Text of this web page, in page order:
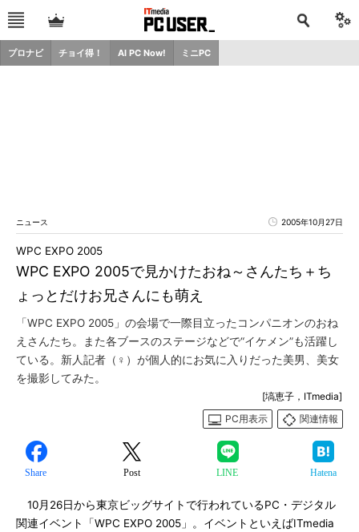
プロナビ チョイ得！ AI PC Now! ミニPC
ニュース 2005年10月27日
WPC EXPO 2005で見かけたおね～さんたち＋ち
ょっとだけお兄さんにも萌え
WPC EXPO 2005
「WPC EXPO 2005」の会場で一際目立ったコンパニオンのおね
えさんたち。また各ブースのステージなどで“イケメン”も活躍し
ている。新人記者（♀）が個人的にお気に入りだった美男、美女
を撮影してみた。
[塙恵子，ITmedia]
PC用表示
関連情報
Share Post LINE Hatena
10月26日から東京ビッグサイトで行われているPC・デジタル
関連イベント「WPC EXPO 2005」。イベントといえばITmedia